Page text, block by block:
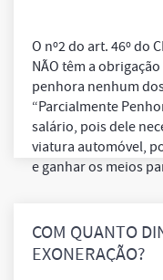
O nº2 do art. 46º do
NÃO têm a
penhora nenhum
“Parcialmente
salário, pois dele
viatura automóvel,
e ganhar os meios
COM QUANTO
EXONERAÇÃO?